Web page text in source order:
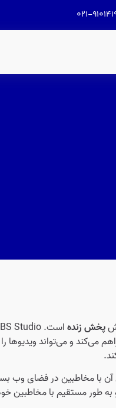
۹۱۰۱۴۱۹۷
پخش زنده
با مخاطبین در فضای وب
طور مستقیم با مخاطبین